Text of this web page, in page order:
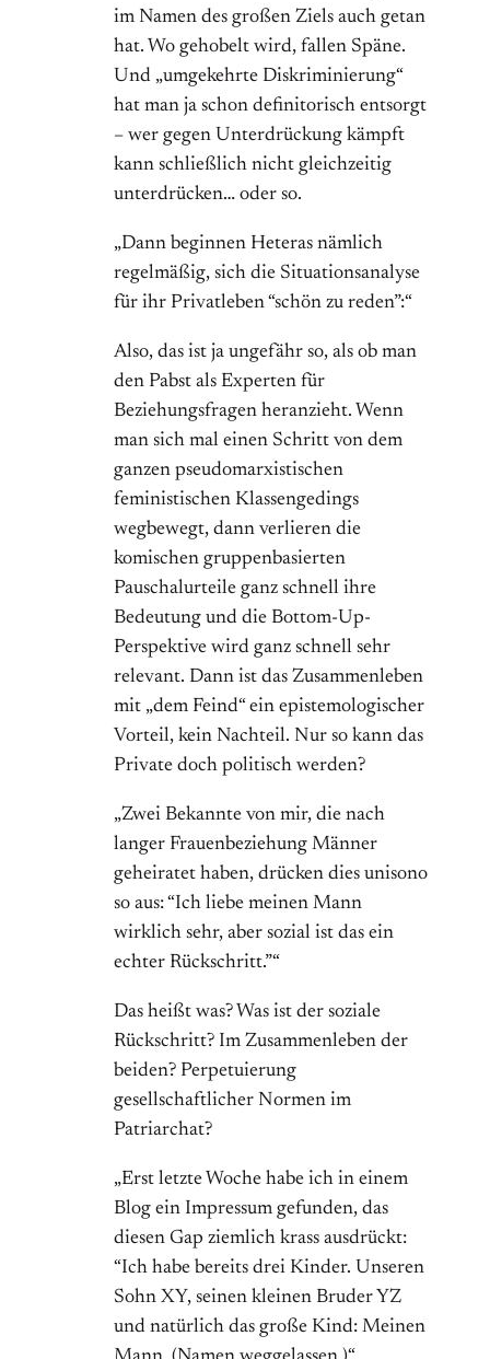
im Namen des großen Ziels auch getan
hat. Wo gehobelt wird, fallen Späne.
Und „umgekehrte Diskriminierung“
hat man ja schon definitorisch entsorgt
– wer gegen Unterdrückung kämpft
kann schließlich nicht gleichzeitig
unterdrücken… oder so.
„Dann beginnen Heteras nämlich
regelmäßig, sich die Situationsanalyse
für ihr Privatleben “schön zu reden”:“
Also, das ist ja ungefähr so, als ob man
den Pabst als Experten für
Beziehungsfragen heranzieht. Wenn
man sich mal einen Schritt von dem
ganzen pseudomarxistischen
feministischen Klassengedings
wegbewegt, dann verlieren die
komischen gruppenbasierten
Pauschalurteile ganz schnell ihre
Bedeutung und die Bottom-Up-
Perspektive wird ganz schnell sehr
relevant. Dann ist das Zusammenleben
mit „dem Feind“ ein epistemologischer
Vorteil, kein Nachteil. Nur so kann das
Private doch politisch werden?
„Zwei Bekannte von mir, die nach
langer Frauenbeziehung Männer
geheiratet haben, drücken dies unisono
so aus: “Ich liebe meinen Mann
wirklich sehr, aber sozial ist das ein
echter Rückschritt.”“
Das heißt was? Was ist der soziale
Rückschritt? Im Zusammenleben der
beiden? Perpetuierung
gesellschaftlicher Normen im
Patriarchat?
„Erst letzte Woche habe ich in einem
Blog ein Impressum gefunden, das
diesen Gap ziemlich krass ausdrückt:
“Ich habe bereits drei Kinder. Unseren
Sohn XY, seinen kleinen Bruder YZ
und natürlich das große Kind: Meinen